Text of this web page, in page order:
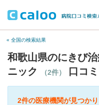
« 全国の検索結果
和歌山県のにきび
ニック
（2件） 口コ
2件の医療機関が見つか